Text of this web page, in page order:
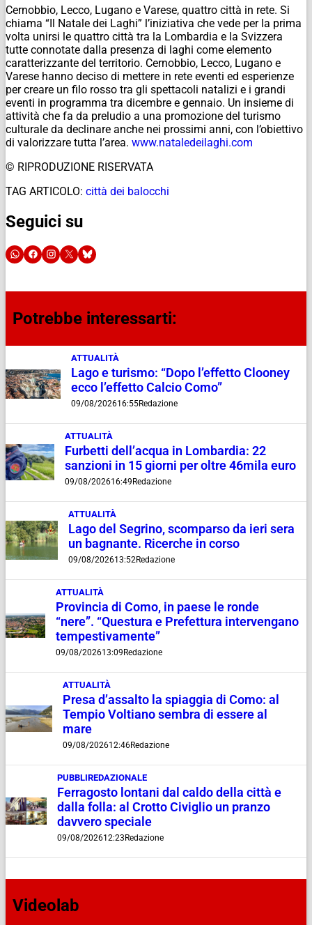
Cernobbio, Lecco, Lugano e Varese, quattro città in rete. Si
chiama “Il Natale dei Laghi” l’iniziativa che vede per la prima
volta unirsi le quattro città tra la Lombardia e la Svizzera
tutte connotate dalla presenza di laghi come elemento
caratterizzante del territorio. Cernobbio, Lecco, Lugano e
Varese hanno deciso di mettere in rete eventi ed esperienze
per creare un filo rosso tra gli spettacoli natalizi e i grandi
eventi in programma tra dicembre e gennaio. Un insieme di
attività che fa da preludio a una promozione del turismo
culturale da declinare anche nei prossimi anni, con l’obiettivo
di valorizzare tutta l’area. www.nataledeilaghi.com
© RIPRODUZIONE RISERVATA
TAG ARTICOLO: città dei balocchi
Seguici su
Potrebbe interessarti:
ATTUALITÀ
Lago e turismo: “Dopo l’effetto Clooney
ecco l’effetto Calcio Como”
09/08/202616:55Redazione
ATTUALITÀ
Furbetti dell’acqua in Lombardia: 22
sanzioni in 15 giorni per oltre 46mila euro
09/08/202616:49Redazione
ATTUALITÀ
Lago del Segrino, scomparso da ieri sera
un bagnante. Ricerche in corso
09/08/202613:52Redazione
ATTUALITÀ
Provincia di Como, in paese le ronde
“nere”. “Questura e Prefettura intervengano
tempestivamente”
09/08/202613:09Redazione
ATTUALITÀ
Presa d’assalto la spiaggia di Como: al
Tempio Voltiano sembra di essere al
mare
09/08/202612:46Redazione
PUBBLIREDAZIONALE
Ferragosto lontani dal caldo della città e
dalla folla: al Crotto Civiglio un pranzo
davvero speciale
09/08/202612:23Redazione
Videolab